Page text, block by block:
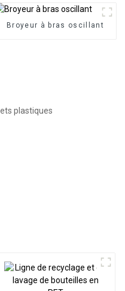
Broyeur à bras oscillant